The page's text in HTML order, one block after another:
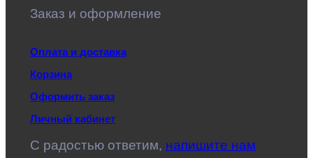
Заказ и оформление
Оплата и доставка
Корзина
Оформить заказ
Личный кабинет
C радостью ответим, напишите нам